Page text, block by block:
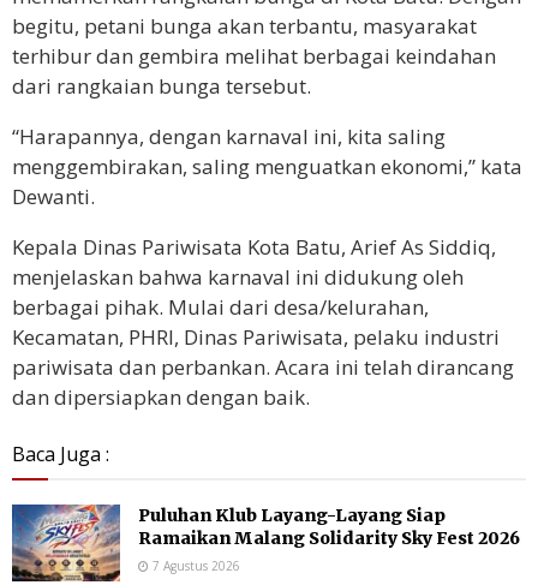
begitu, petani bunga akan terbantu, masyarakat
terhibur dan gembira melihat berbagai keindahan
dari rangkaian bunga tersebut.
“Harapannya, dengan karnaval ini, kita saling
menggembirakan, saling menguatkan ekonomi,” kata
Dewanti.
Kepala Dinas Pariwisata Kota Batu, Arief As Siddiq,
menjelaskan bahwa karnaval ini didukung oleh
berbagai pihak. Mulai dari desa/kelurahan,
Kecamatan, PHRI, Dinas Pariwisata, pelaku industri
pariwisata dan perbankan. Acara ini telah dirancang
dan dipersiapkan dengan baik.
Baca Juga :
Puluhan Klub Layang-Layang Siap
Ramaikan Malang Solidarity Sky Fest 2026
7 Agustus 2026